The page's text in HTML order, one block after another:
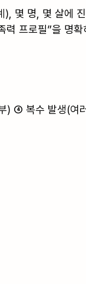
몇 명, 몇 살에
력 프로필”을 명
) ④ 복수 발생(여